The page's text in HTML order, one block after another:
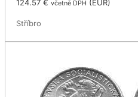
124.57€ včetně DPH (EUR)
Stříbro